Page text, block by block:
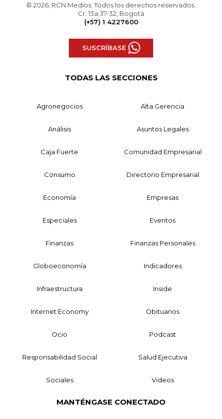
© 2026, RCN Medios. Todos los derechos reservados.
Cr. 13a 37-32, Bogotá
(+57) 1 4227600
SUSCRÍBASE
TODAS LAS SECCIONES
Agronegocios Alta Gerencia
Análisis Asuntos Legales
Caja Fuerte Comunidad Empresarial
Consumo Directorio Empresarial
Economía Empresas
Especiales Eventos
Finanzas Finanzas Personales
Globoeconomía Indicadores
Infraestructura Inside
Internet Economy Obituarios
Ocio Podcast
Responsabilidad Social Salud Ejecutiva
Sociales Videos
MANTÉNGASE CONECTADO